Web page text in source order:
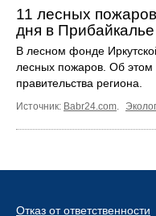
11 лесных
дня в Прибайкалье
В лесном фонде
лесных пожаров. Об этом
правительства региона.
Источник: Babr24.com.
Отказ от ответственности